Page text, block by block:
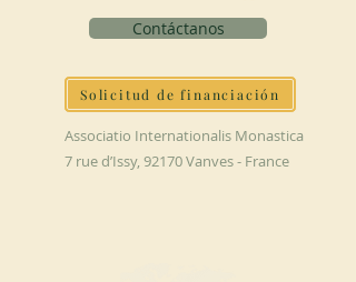
Contáctanos
Solicitud de financiación
Associatio Internationalis Monastica
7 rue d’Issy, 92170 Vanves - France